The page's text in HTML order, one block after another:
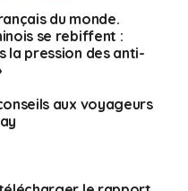
dans
les banlieues nord
le risque réel dans tout
avec de nouveaux
révélés. Malgré tout,
de minimiser la gravité
du monde.
se rebiffent :
la pression des anti-
aux voyageurs